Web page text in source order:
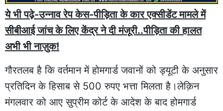
ये भी पढ़े-उन्नाव रेप केस-पीड़िता के कार एक्सीडेंट मामले में
सीबीआई जांच के लिए केंद्र ने दी मंजूरी..पीड़िता की हालत
अभी भी नाज़ुक!
गौरतलब है कि वर्तमान में होमगार्ड जवानों को ड्यूटी के अनुसार
प्रतिदिन के हिसाब से 500 रुपए भत्ता मिलता है।लेक़िन
मंगलवार को आए सुप्रीम कोर्ट के आदेश के बाद होमगार्ड